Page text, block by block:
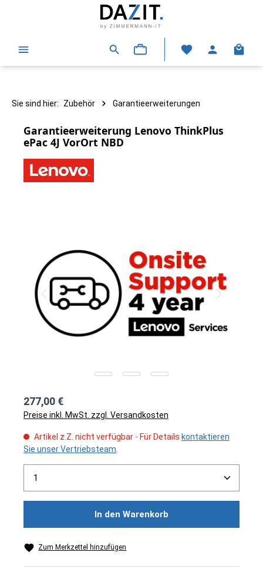
Sie sind hier: Zubehör Garantieerweiterungen
Garantieerweiterung Lenovo ThinkPlus
ePac 4J VorOrt NBD
277,00 €
Preise inkl. MwSt. zzgl. Versandkosten
Artikel z.Z. nicht verfügbar - Für Details kontaktieren
Sie unser Vertriebsteam
Produkt Anzahl: Gib den gewünschten Wert ein
In den Warenkorb
Zum Merkzettel hinzufügen